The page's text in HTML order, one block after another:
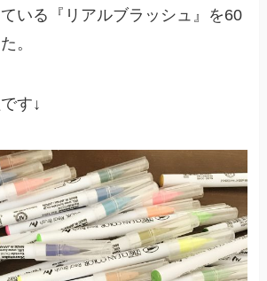
いる『リアルブラッシュ』を60
。
す↓